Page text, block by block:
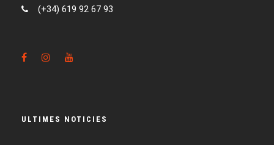
(+34) 619 92 67 93
ULTIMES NOTICIES